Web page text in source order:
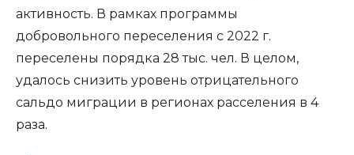
активность. В рамках программы
добровольного переселения с 2022 г.
переселены порядка 28 тыс. чел. В целом,
удалось снизить уровень отрицательного
сальдо миграции в регионах расселения в 4
раза.